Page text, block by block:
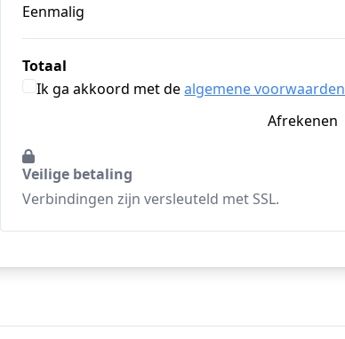
Eenmalig
Totaal
Ik ga akkoord met dealgemene voorwaarden
Afrekenen
Veilige betaling
Verbindingen zijn versleuteld met SSL.